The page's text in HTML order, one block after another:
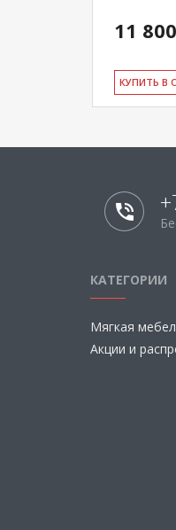
11 800
КУ­ПИТЬ В
КАТЕГОРИИ
Мягкая
Акции и